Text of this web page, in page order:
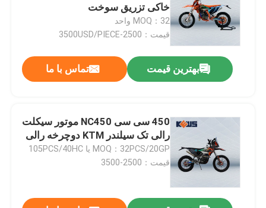
خاکی تزریق سوخت
MOQ：32 واحد
قیمت：2500-3500USD/PIECE
بهترین قیمت تماس با ما
450 سی سی NC450 موتور سیکلت
رالی تک سیلندر KTM دوچرخه رالی
MOQ：32PCS/20GP یا 105PCS/40HC
قیمت：2500-3500